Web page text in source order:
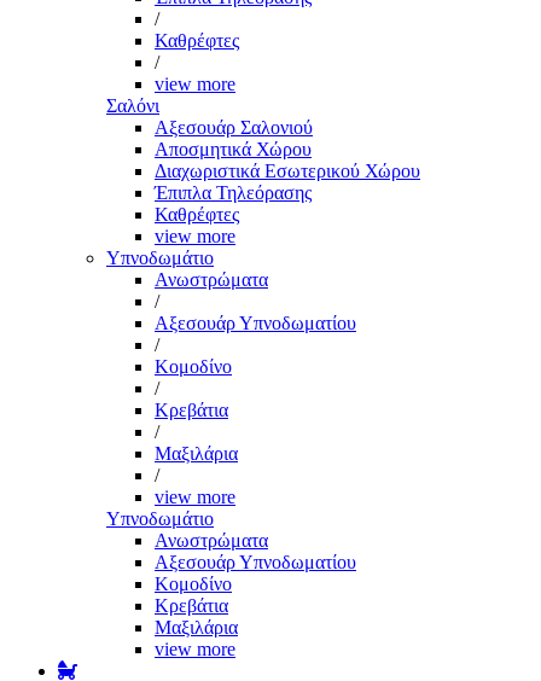
/
Καθρέφτες
/
view more
Σαλόνι
Αξεσουάρ Σαλονιού
Αποσμητικά Χώρου
Διαχωριστικά Εσωτερικού Χώρου
Έπιπλα Τηλεόρασης
Καθρέφτες
view more
Υπνοδωμάτιο
Ανωστρώματα
/
Αξεσουάρ Υπνοδωματίου
/
Κομοδίνο
/
Κρεβάτια
/
Μαξιλάρια
/
view more
Υπνοδωμάτιο
Ανωστρώματα
Αξεσουάρ Υπνοδωματίου
Κομοδίνο
Κρεβάτια
Μαξιλάρια
view more